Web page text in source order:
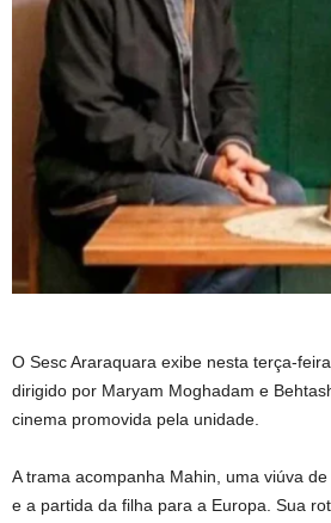
O Sesc Araraquara exibe nesta terça-
dirigido por Maryam Moghadam e
cinema promovida pela unidade.
A trama acompanha Mahin, uma viúva
e a partida da filha para a Europa. Sua